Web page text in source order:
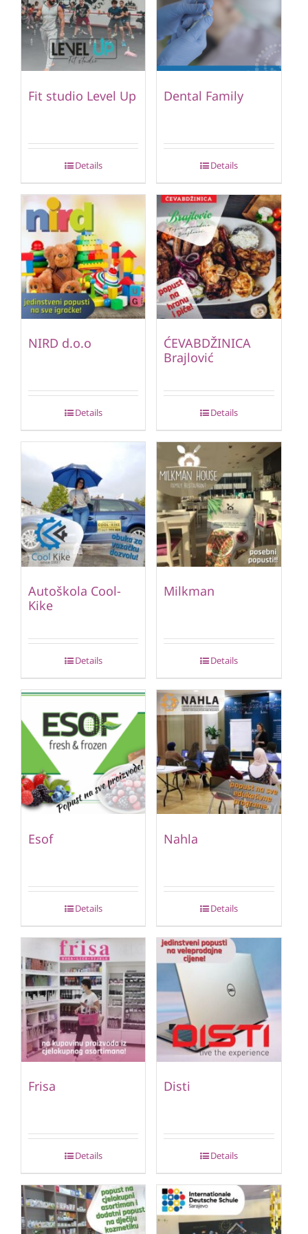
Fit studio Level Up
Details
Dental Family
Details
NIRD d.o.o
Details
ĆEVABDŽINICA
Brajlović
Details
Autoškola Cool-
Kike
Details
Milkman
Details
Esof
Details
Nahla
Details
Frisa
Details
Disti
Details